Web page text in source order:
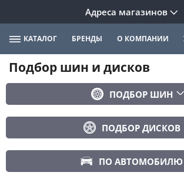
Адреса магазинов
КАТАЛОГ БРЕНДЫ О КОМПАНИИ
Подбор шин и дисков
ПОДБОР ШИН
ПОДБОР ДИСКОВ
ПО АВТОМОБИЛЮ